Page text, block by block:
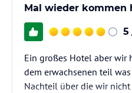
Mal wieder kommen
5
Ein großes Hotel aber wir
dem erwachsenen teil
Nachteil über die wir